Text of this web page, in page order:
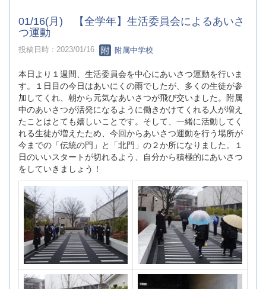
01/16(月) 【全学年】生活委員会によるあいさ
つ運動
投稿日時 : 2023/01/16 附属中学校
本日より１週間、生活委員会を中心にあいさつ運動を行いま
す。１日目の今日はあいにくの雨でしたが、多くの生徒が参
加してくれ、朝から元気なあいさつが飛び交いました。附属
中のあいさつが活発になるように働きかけてくれる人が増え
たことはとても嬉しいことです。そして、一緒に活動してく
れる生徒が増えたため、今回からあいさつ運動を行う場所が
今までの「伝統の門」と「北門」の２か所になりました。１
日のいいスタートが切れるよう、自分から積極的にあいさつ
をしていきましょう！